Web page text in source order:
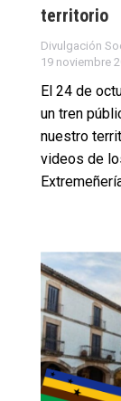
territorio
Divulgación
19 noviembre
El 24 de
un tren
nuestro
videos de